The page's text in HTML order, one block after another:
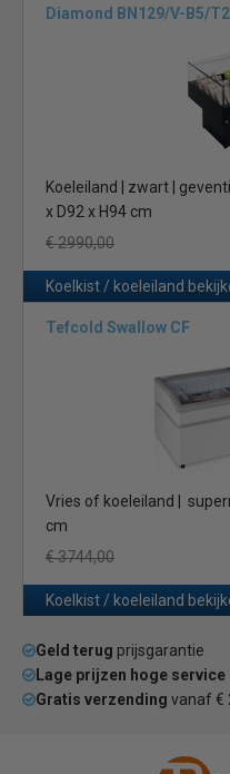
Diamond BN129/V-B5/T2
Koeleiland | zwart |
x D92 x H94 cm
€ 2990,00
Koelkist / koeleiland
Tefcold Swallow CF
Vries of koeleiland |
cm
€ 3744,00
Koelkist / koeleiland
Geld terug prijsgarantie
Lage prijzen hoge service
Gratis verzending vanaf €